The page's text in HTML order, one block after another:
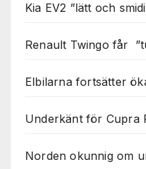
Kia EV2 ”lätt och
Renault Twingo får
Elbilarna fortsätter
Underkänt för Cupra
Norden okunnig om